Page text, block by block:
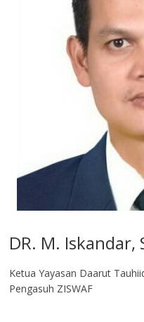
DR. M. Iskandar,
Ketua Yayasan Daarut
Pengasuh ZISWAF